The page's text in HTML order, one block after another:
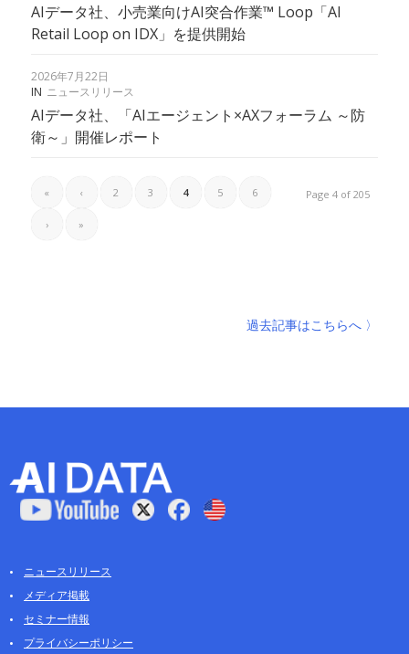
AIデータ社、小売業向けAI突合作業™ Loop「AI
Retail Loop on IDX」を提供開始
2026年7月22日
IN ニュースリリース
AIデータ社、「AIエージェント×AXフォーラム ～防
衛～」開催レポート
Page 4 of 205
« ‹ 2 3 4 5 6
› »
過去記事はこちらへ 〉
ニュースリリース
メディア掲載
セミナー情報
プライバシーポリシー